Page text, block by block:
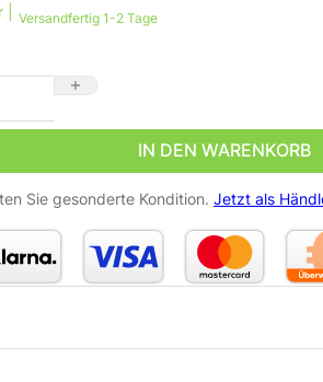
Versandfertig 1-2 Tage
100W | 4,2A | IP67
IN DEN WARENKORB
Sie gesonderte Kondition. Jetzt als